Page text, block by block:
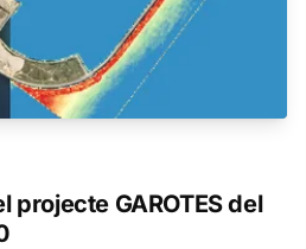
projecte GAROTES del